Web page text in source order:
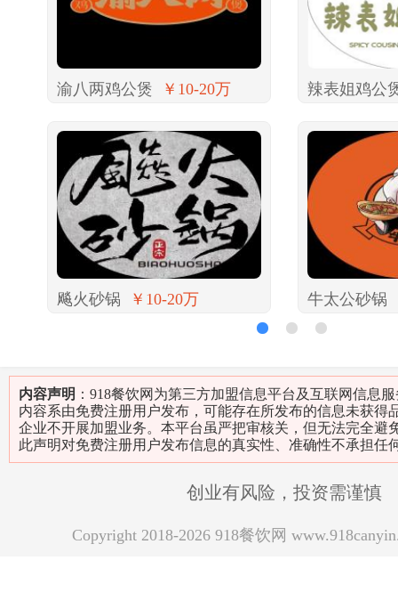
渝八两鸡公煲 ￥10-20万 辣表姐鸡公
飚火砂锅 ￥10-20万 牛太公砂锅
内容声明 ：918餐饮网为第三方加盟信息平台及互联网信息
内容系由免费注册用户发布，可能存在所发布的信息未获得
企业不开展加盟业务。本平台虽严把审核关，但无法完全避
此声明对免费注册用户发布信息的真实性、准确性不承担任
创业有风险，投资需谨慎
Copyright 2018-2026 918餐饮网